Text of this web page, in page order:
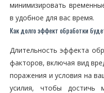
минимизировать
в удобное для вас время.
Как долго эффект обработки
Длительность эффекта
факторов, включая вид
поражения и условия на
усилия, чтобы достичь